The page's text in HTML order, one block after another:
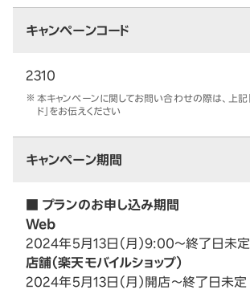
キャンペーンコード
2310
本キャンペーンに関してお問い合わせの際は、上記
ド」をお伝えください
キャンペーン期間
■ プランのお申し込み期間
Web
2024年5月13日（月）9:00～終了日未定
店舗（楽天モバイルショップ）
2024年5月13日（月）開店～終了日未定